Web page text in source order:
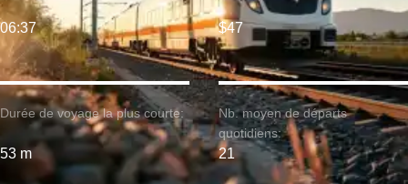
Durée de voyage la plus courte:
53 m
06:37 $47
Nb. moyen de départs
quotidiens:
21